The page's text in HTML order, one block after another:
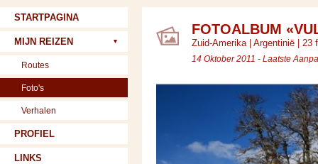
FOTOALBUM
Zuid-Amerika| Argentinië | 23
14 Oktober 2011 - Laatste
STARTPAGINA
MIJN REIZEN
Routes
Foto's
Verhalen
PROFIEL
LINKS